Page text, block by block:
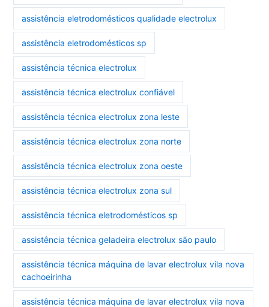
assistência eletrodomésticos qualidade electrolux
assistência eletrodomésticos sp
assistência técnica electrolux
assistência técnica electrolux confiável
assistência técnica electrolux zona leste
assistência técnica electrolux zona norte
assistência técnica electrolux zona oeste
assistência técnica electrolux zona sul
assistência técnica eletrodomésticos sp
assistência técnica geladeira electrolux são paulo
assistência técnica máquina de lavar electrolux vila nova
cachoeirinha
assistência técnica máquina de lavar electrolux vila nova